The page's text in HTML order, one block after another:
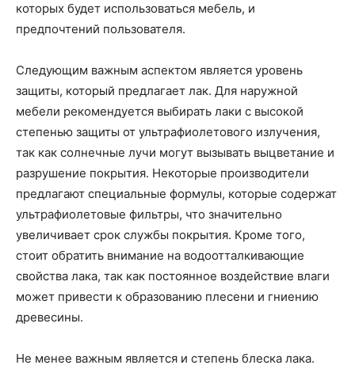
которых будет использоваться мебель, и
предпочтений пользователя.
Следующим важным аспектом является уровень
защиты, который предлагает лак. Для наружной
мебели рекомендуется выбирать лаки с высокой
степенью защиты от ультрафиолетового излучения,
так как солнечные лучи могут вызывать выцветание и
разрушение покрытия. Некоторые производители
предлагают специальные формулы, которые содержат
ультрафиолетовые фильтры, что значительно
увеличивает срок службы покрытия. Кроме того,
стоит обратить внимание на водоотталкивающие
свойства лака, так как постоянное воздействие влаги
может привести к образованию плесени и гниению
древесины.
Не менее важным является и степень блеска лака.